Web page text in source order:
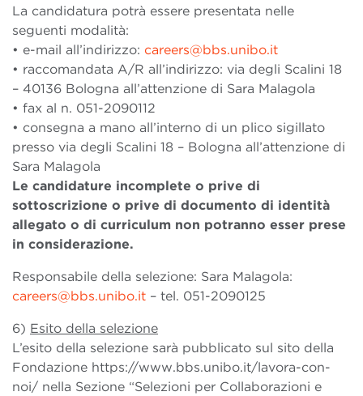
La candidatura potrà essere presentata nelle
seguenti modalità:
• e-mail all’indirizzo: careers@bbs.unibo.it
• raccomandata A/R all’indirizzo: via degli Scalini 18
– 40136 Bologna all’attenzione di Sara Malagola
• fax al n. 051-2090112
• consegna a mano all’interno di un plico sigillato
presso via degli Scalini 18 – Bologna all’attenzione di
Sara Malagola
Le candidature incomplete o prive di
sottoscrizione o prive di documento di identità
allegato o di curriculum non potranno esser prese
in considerazione.
Responsabile della selezione: Sara Malagola:
careers@bbs.unibo.it – tel. 051-2090125
6) Esito della selezione
L’esito della selezione sarà pubblicato sul sito della
Fondazione https://www.bbs.unibo.it/lavora-con-
noi/ nella Sezione “Selezioni per Collaborazioni e